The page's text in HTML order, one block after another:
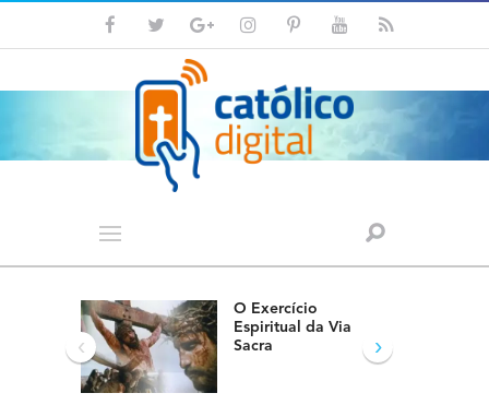
O Exercício
Espiritual da Via
Sacra
‹ ›